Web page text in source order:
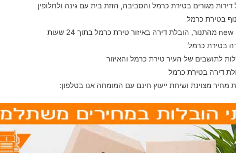
מגורים בטירת כרמל והסביבה, הזזת בית עם גינה ולחלופין
בטירת כרמל
בטירת כרמל
לתושבים של העיר טירת כרמל והאיזור
דירה בטירת כרמל
מחיר מצוינת ושיחת ייעוץ חינם עם המומחה אנו בטלפון: